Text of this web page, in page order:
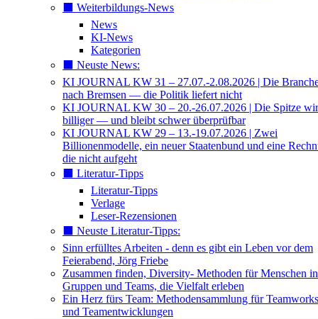
⬛️ Weiterbildungs-News
News
KI-News
Kategorien
⬛️ Neuste News:
KI JOURNAL KW 31 – 27.07.-2.08.2026 | Die
nach Bremsen — die Politik liefert nicht
KI JOURNAL KW 30 – 20.-26.07.2026 | Die Spitze
billiger — und bleibt schwer überprüfbar
KI JOURNAL KW 29 – 13.-19.07.2026 | Zwei
Billionenmodelle, ein neuer Staatenbund und eine
die nicht aufgeht
⬛️ Literatur-Tipps
Literatur-Tipps
Verlage
Leser-Rezensionen
⬛️ Neuste Literatur-Tipps:
Sinn erfülltes Arbeiten - denn es gibt ein Leben vor dem
Feierabend, Jörg Friebe
Zusammen finden, Diversity- Methoden für Menschen in
Gruppen und Teams, die Vielfalt erleben
Ein Herz fürs Team: Methodensammlung für
und Teamentwicklungen